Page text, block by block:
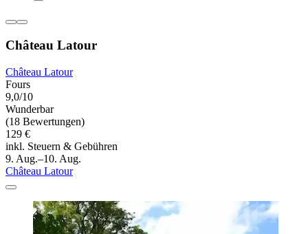
Château Latour
Château Latour
Fours
9,0/10
Wunderbar
(18 Bewertungen)
129 €
inkl. Steuern & Gebühren
9. Aug.–10. Aug.
Château Latour